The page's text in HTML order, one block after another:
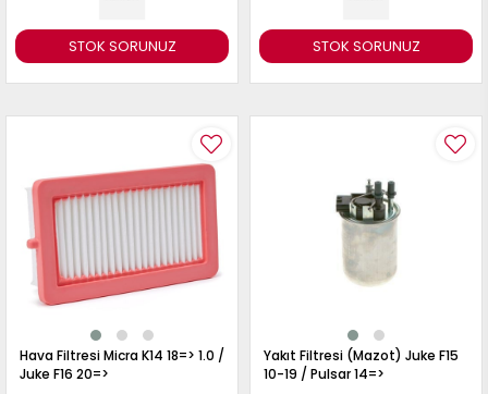
STOK SORUNUZ STOK SORUNUZ
Hava Filtresi Micra K14 18=> 1.0 /
Juke F16 20=>
Yakıt Filtresi (Mazot) Juke F15
10-19 / Pulsar 14=>